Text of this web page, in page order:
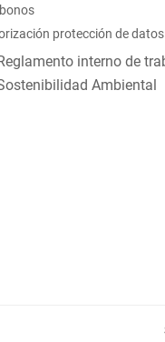
protección de
interno de
Ambiental